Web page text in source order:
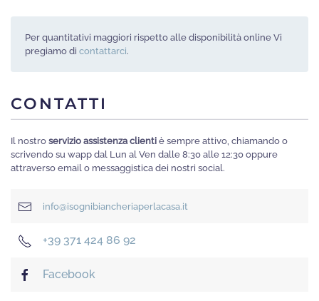
Per quantitativi maggiori rispetto alle disponibilità online Vi
pregiamo di contattarci.
CONTATTI
Il nostro servizio assistenza clienti è sempre attivo, chiamando o
scrivendo su wapp dal Lun al Ven dalle 8:30 alle 12:30 oppure
attraverso email o messaggistica dei nostri social.
info@isognibiancheriaperlacasa.it
+39 371 424 86 92
Facebook